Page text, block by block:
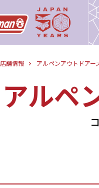
店舗情報 アルペンアウトドアー
アルペ